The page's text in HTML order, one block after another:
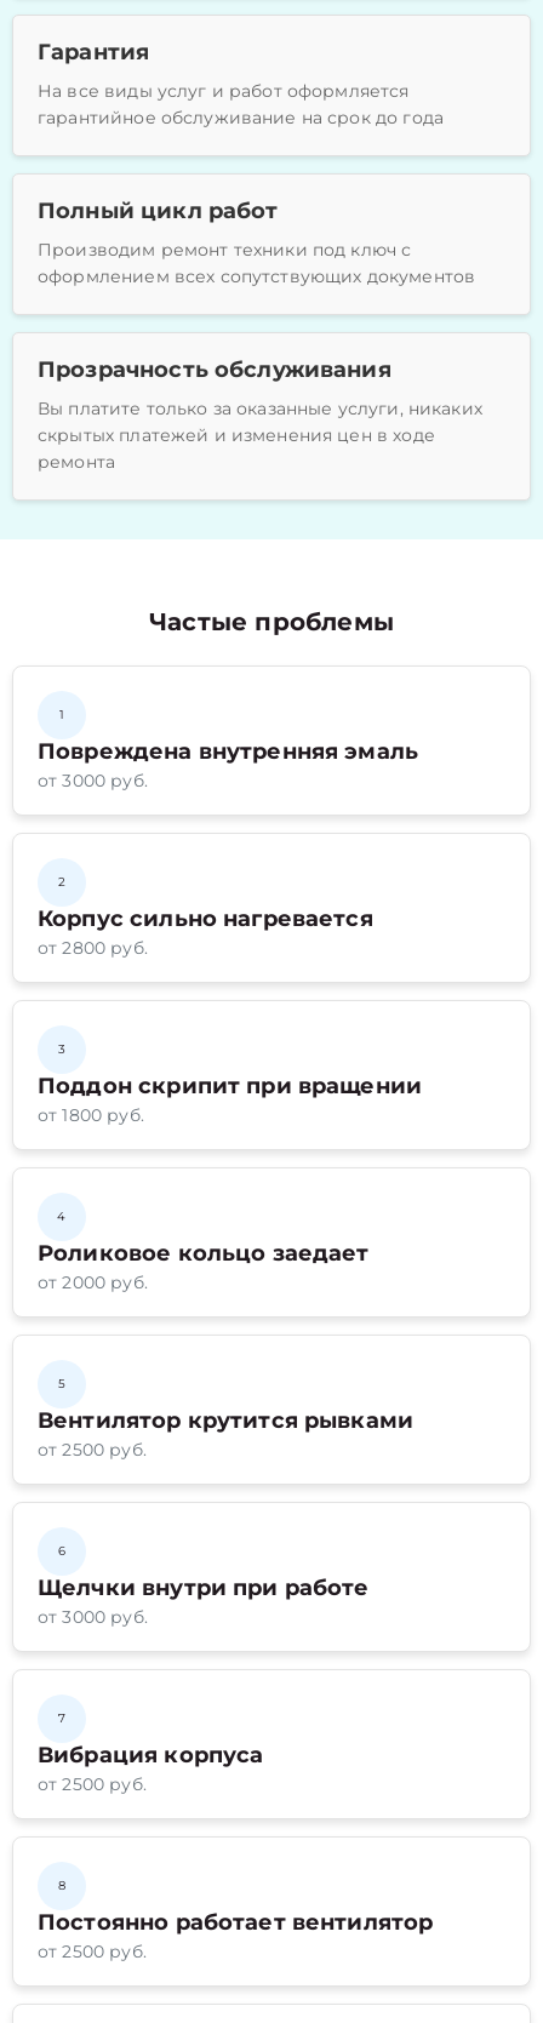
Гарантия
На все виды услуг и работ оформляется
гарантийное обслуживание на срок до года
Полный цикл работ
Производим ремонт техники под ключ с
оформлением всех сопутствующих документов
Прозрачность обслуживания
Вы платите только за оказанные услуги, никаких
скрытых платежей и изменения цен в ходе
ремонта
Частые проблемы
1
Повреждена внутренняя эмаль
от 3000 руб.
2
Корпус сильно нагревается
от 2800 руб.
3
Поддон скрипит при вращении
от 1800 руб.
4
Роликовое кольцо заедает
от 2000 руб.
5
Вентилятор крутится рывками
от 2500 руб.
6
Щелчки внутри при работе
от 3000 руб.
7
Вибрация корпуса
от 2500 руб.
8
Постоянно работает вентилятор
от 2500 руб.